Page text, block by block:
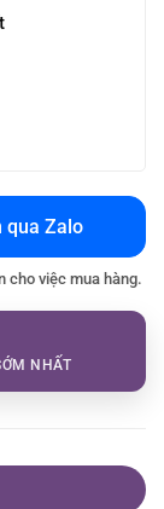
qua Zalo
cho việc mua hàng.
NHẤT